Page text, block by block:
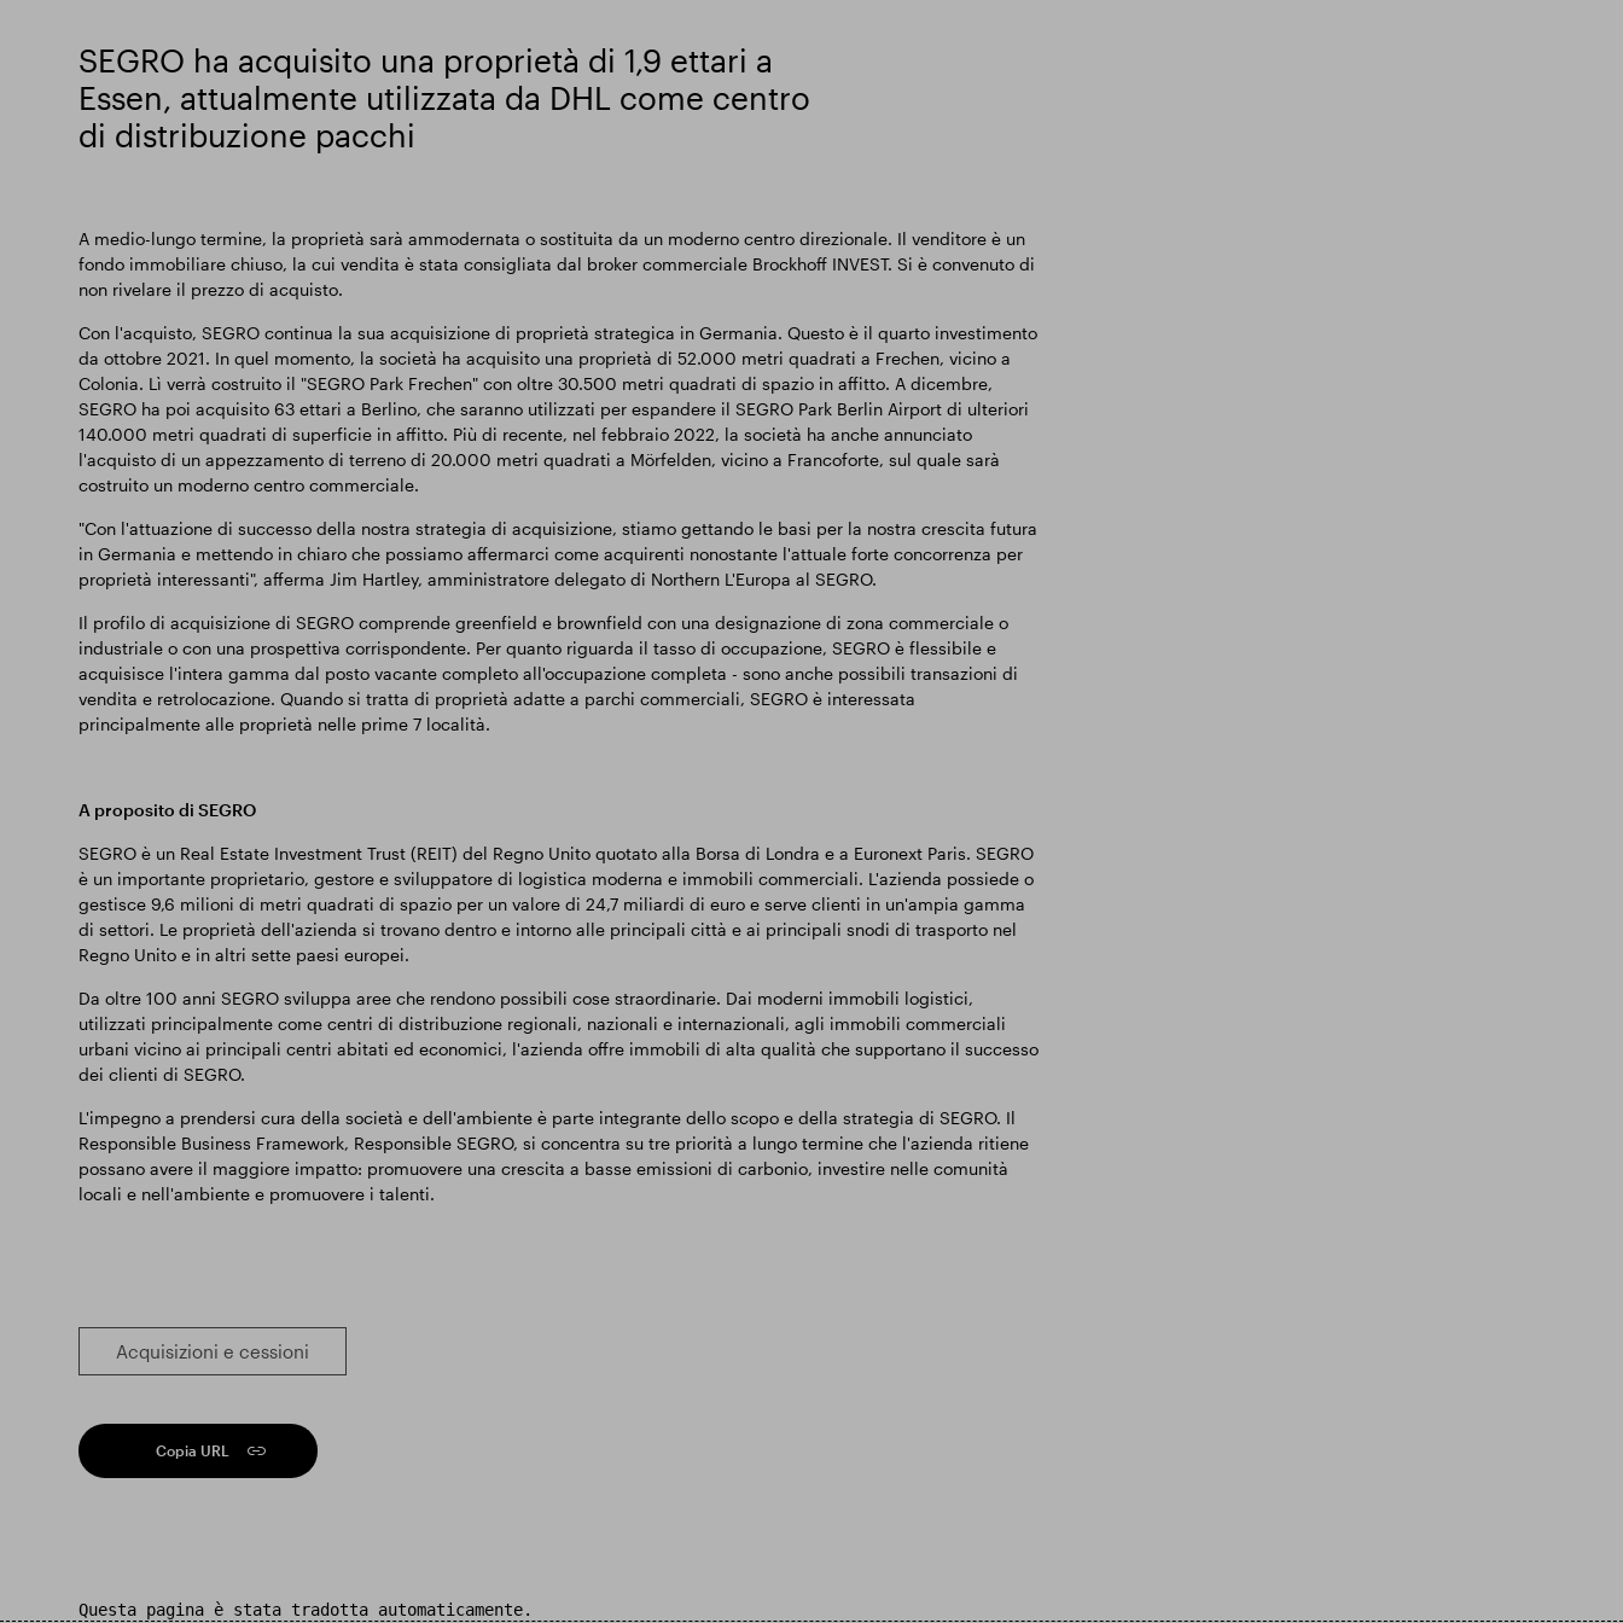
SEGRO ha acquisito una proprietà di 1,9 ettari a
Essen, attualmente utilizzata da DHL come centro
di distribuzione pacchi
A medio-lungo termine, la proprietà sarà ammodernata o sostituita da un moderno centro direzionale. Il venditore è un
fondo immobiliare chiuso, la cui vendita è stata consigliata dal broker commerciale Brockhoff INVEST. Si è convenuto di
non rivelare il prezzo di acquisto.
Con l'acquisto, SEGRO continua la sua acquisizione di proprietà strategica in Germania. Questo è il quarto investimento
da ottobre 2021. In quel momento, la società ha acquisito una proprietà di 52.000 metri quadrati a Frechen, vicino a
Colonia. Lì verrà costruito il "SEGRO Park Frechen" con oltre 30.500 metri quadrati di spazio in affitto. A dicembre,
SEGRO ha poi acquisito 63 ettari a Berlino, che saranno utilizzati per espandere il SEGRO Park Berlin Airport di ulteriori
140.000 metri quadrati di superficie in affitto. Più di recente, nel febbraio 2022, la società ha anche annunciato
l'acquisto di un appezzamento di terreno di 20.000 metri quadrati a Mörfelden, vicino a Francoforte, sul quale sarà
costruito un moderno centro commerciale.
"Con l'attuazione di successo della nostra strategia di acquisizione, stiamo gettando le basi per la nostra crescita futura
in Germania e mettendo in chiaro che possiamo affermarci come acquirenti nonostante l'attuale forte concorrenza per
proprietà interessanti", afferma Jim Hartley, amministratore delegato di Northern L'Europa al SEGRO.
Il profilo di acquisizione di SEGRO comprende greenfield e brownfield con una designazione di zona commerciale o
industriale o con una prospettiva corrispondente. Per quanto riguarda il tasso di occupazione, SEGRO è flessibile e
acquisisce l'intera gamma dal posto vacante completo all'occupazione completa - sono anche possibili transazioni di
vendita e retrolocazione. Quando si tratta di proprietà adatte a parchi commerciali, SEGRO è interessata
principalmente alle proprietà nelle prime 7 località.
A proposito di SEGRO
SEGRO è un Real Estate Investment Trust (REIT) del Regno Unito quotato alla Borsa di Londra e a Euronext Paris. SEGRO
è un importante proprietario, gestore e sviluppatore di logistica moderna e immobili commerciali. L'azienda possiede o
gestisce 9,6 milioni di metri quadrati di spazio per un valore di 24,7 miliardi di euro e serve clienti in un'ampia gamma
di settori. Le proprietà dell'azienda si trovano dentro e intorno alle principali città e ai principali snodi di trasporto nel
Regno Unito e in altri sette paesi europei.
Da oltre 100 anni SEGRO sviluppa aree che rendono possibili cose straordinarie. Dai moderni immobili logistici,
utilizzati principalmente come centri di distribuzione regionali, nazionali e internazionali, agli immobili commerciali
urbani vicino ai principali centri abitati ed economici, l'azienda offre immobili di alta qualità che supportano il successo
dei clienti di SEGRO.
L'impegno a prendersi cura della società e dell'ambiente è parte integrante dello scopo e della strategia di SEGRO. Il
Responsible Business Framework, Responsible SEGRO, si concentra su tre priorità a lungo termine che l'azienda ritiene
possano avere il maggiore impatto: promuovere una crescita a basse emissioni di carbonio, investire nelle comunità
locali e nell'ambiente e promuovere i talenti.
Acquisizioni e cessioni
Copia URL
Questa pagina è stata tradotta automaticamente.